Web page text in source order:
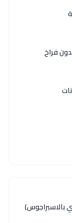
فراخ
بالاسبراجوس)